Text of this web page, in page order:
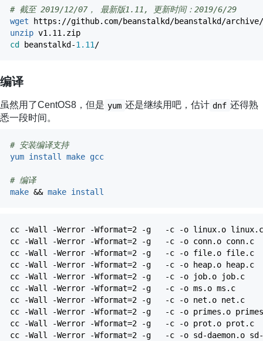
# 截至 2019/12/07， 最新版1.11, 更新时间：2019/6/29
wget https: //github.com/beanstalkd/beanstalkd/archive/
unzip v1.11.zip
cd
beanstalkd-1.11/
编译
虽然用了CentOS8，但是 yum 还是继续用吧，估计 dnf 还得熟
悉一段时间。
# 安装编译支持
yum install make gcc
# 编译
make && make install
cc -Wall -Werror -Wformat=2 -g -c -o linux.o linux.c
cc -Wall -Werror -Wformat=2 -g -c -o conn.o conn.c
cc -Wall -Werror -Wformat=2 -g -c -o file.o file.c
cc -Wall -Werror -Wformat=2 -g -c -o heap.o heap.c
cc -Wall -Werror -Wformat=2 -g -c -o job.o job.c
cc -Wall -Werror -Wformat=2 -g -c -o ms.o ms.c
cc -Wall -Werror -Wformat=2 -g -c -o net.o net.c
cc -Wall -Werror -Wformat=2 -g -c -o primes.o
cc -Wall -Werror -Wformat=2 -g -c -o prot.o prot.c
cc -Wall -Werror -Wformat=2 -g -c -o sd-daemon.o sd-